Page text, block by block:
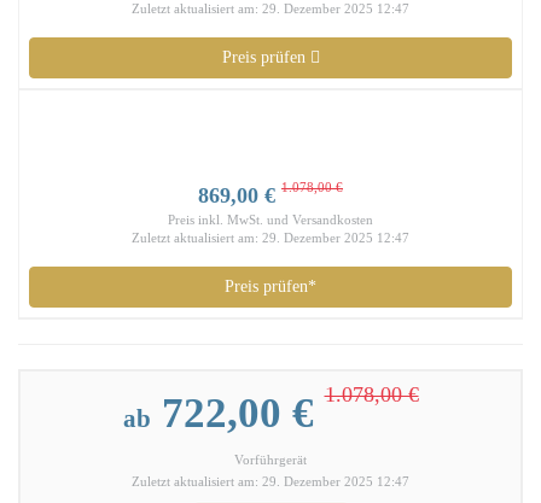
Zuletzt aktualisiert am: 29. Dezember 2025 12:47
Preis prüfen
869,00 € 1.078,00 €
Preis inkl. MwSt. und Versandkosten
Zuletzt aktualisiert am: 29. Dezember 2025 12:47
Preis prüfen*
ab 722,00 €1.078,00 €
Vorführgerät
Zuletzt aktualisiert am: 29. Dezember 2025 12:47